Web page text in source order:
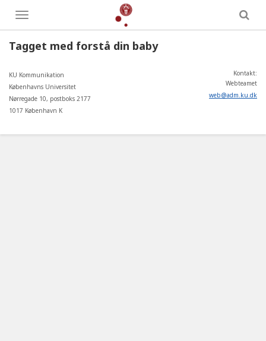
Toggle
menu
Tagget med forstå din baby
KU Kommunikation
Københavns Universitet
Nørregade 10, postboks 2177
1017 København K
Kontakt:
Webteamet
web@adm.ku.dk